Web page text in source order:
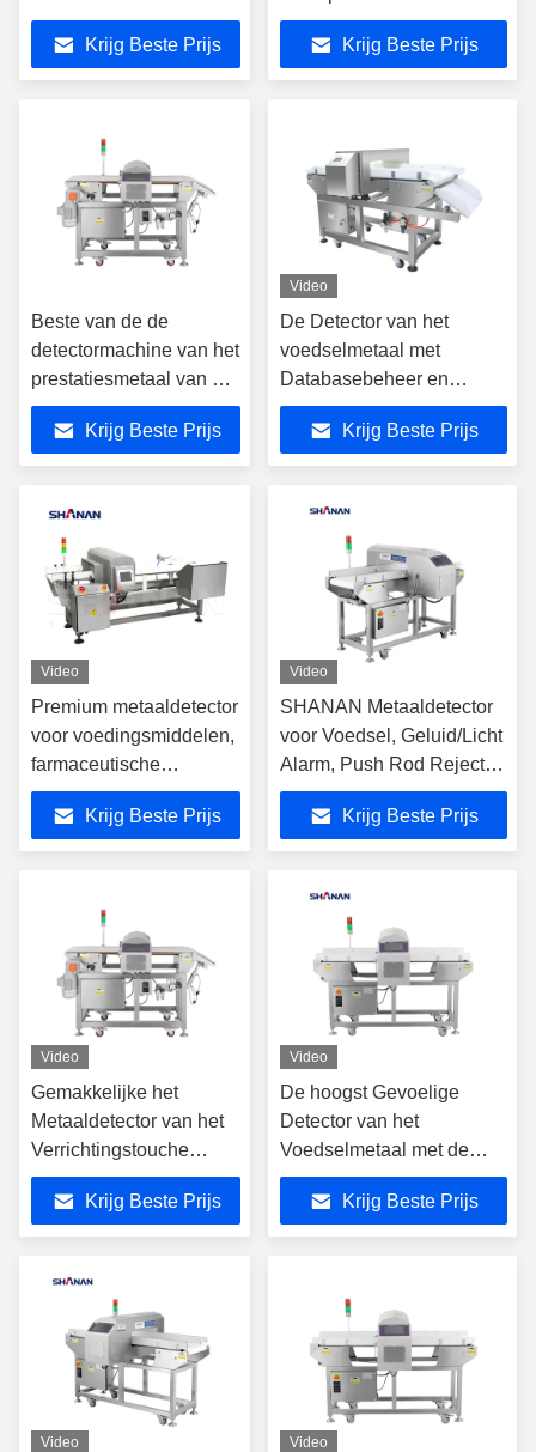
Waterdicht IP65
Krijg Beste Prijs
de Snelheidsriem voor
Industrieel Fruitvoedsel
Krijg Beste Prijs
Beste van de de
detectormachine van het
prestatiesmetaal van het
het voedselmetaal de
detectormachine voor
beide droog voedsel
Krijg Beste Prijs
Video
De Detector van het
voedselmetaal met
Databasebeheer en
Machtigingsinstellingen
Krijg Beste Prijs
Video
Premium metaaldetector
voor voedingsmiddelen,
farmaceutische
producten,
geïmporteerde
technologie, CE-
tunnelband
Krijg Beste Prijs
Video
SHANAN Metaaldetector
voor Voedsel, Geluid/Licht
Alarm, Push Rod Reject
Systeem
Krijg Beste Prijs
Video
Gemakkelijke het
Metaaldetector van het
Verrichtingstouche
screen met Hoge
Gevoeligheid
Krijg Beste Prijs
Video
De hoogst Gevoelige
Detector van het
Voedselmetaal met de
Functie van de
Gegevensvertoning
Krijg Beste Prijs
Video Video